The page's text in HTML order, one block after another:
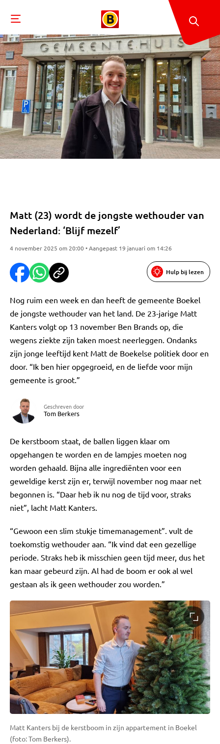
Matt (23) wordt de jongste wethouder van
Nederland: ‘Blijf mezelf’
4 november 2025 om 20:00 • Aangepast 19 januari om 14:26
Hulp bij lezen
Nog ruim een week en dan heeft de gemeente Boekel
de jongste wethouder van het land. De 23-jarige Matt
Kanters volgt op 13 november Ben Brands op, die
wegens ziekte zijn taken moest neerleggen. Ondanks
zijn jonge leeftijd kent Matt de Boekelse politiek door en
door. “Ik ben hier opgegroeid, en de liefde voor mijn
gemeente is groot.”
Geschreven door
Tom Berkers
De kerstboom staat, de ballen liggen klaar om
opgehangen te worden en de lampjes moeten nog
worden gehaald. Bijna alle ingrediënten voor een
geweldige kerst zijn er, terwijl november nog maar net
begonnen is. “Daar heb ik nu nog de tijd voor, straks
niet”, lacht Matt Kanters.
“Gewoon een slim stukje timemanagement”. vult de
toekomstig wethouder aan. “Ik vind dat een gezellige
periode. Straks heb ik misschien geen tijd meer, dus het
kan maar gebeurd zijn. Al had de boom er ook al wel
gestaan als ik geen wethouder zou worden.”
Matt Kanters bij de kerstboom in zijn appartement in Boekel
(foto: Tom Berkers).